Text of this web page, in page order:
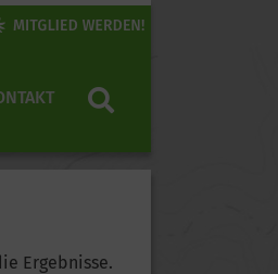
Ergebnisse.